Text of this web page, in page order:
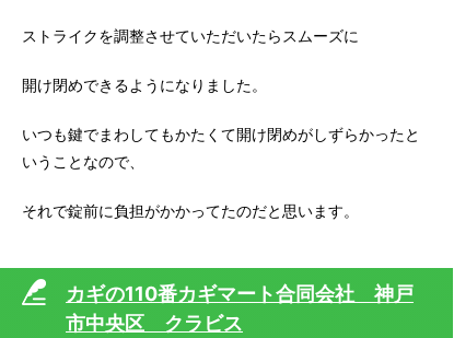
ストライクを調整させていただいたらスムーズに
開け閉めできるようになりました。
いつも鍵でまわしてもかたくて開け閉めがしずらかったと
いうことなので、
それで錠前に負担がかかってたのだと思います。
カギの110番カギマート合同会社 神戸
市中央区 クラビス